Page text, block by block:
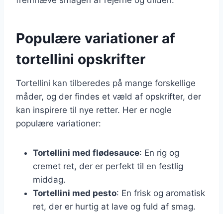
Populære variationer af
tortellini opskrifter
Tortellini kan tilberedes på mange forskellige
måder, og der findes et væld af opskrifter, der
kan inspirere til nye retter. Her er nogle
populære variationer:
Tortellini med flødesauce: En rig og
cremet ret, der er perfekt til en festlig
middag.
Tortellini med pesto: En frisk og aromatisk
ret, der er hurtig at lave og fuld af smag.